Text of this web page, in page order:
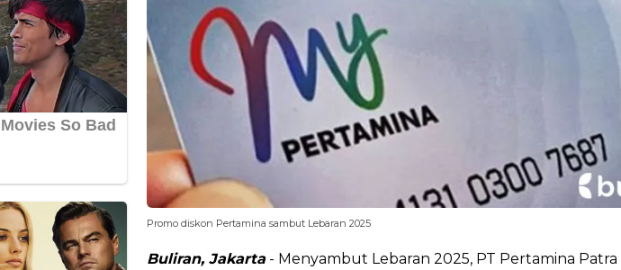
Promo diskon Pertamina sambut Lebaran 2025
Buliran, Jakarta- Menyambut Lebaran 2025, PT Pertamina Patra